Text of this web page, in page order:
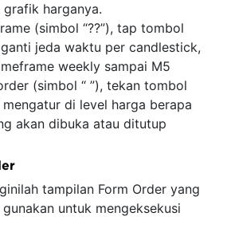
harganya.
(simbol “??”), tap tombol
jeda waktu per candlestick,
weekly sampai M5
(simbol “ ”), tekan tombol
di level harga berapa
akan dibuka atau ditutup
tampilan Form Order yang
untuk mengeksekusi